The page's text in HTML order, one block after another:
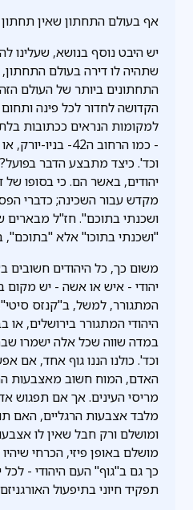
אף בעולם התחתון שאין
יש היבט נוסף בנושא, שעלינו
שתהיה לו דירה בעולם
התחתונים ביותר של העולם
הקדושה לחדור לכל פינה
למקומות הנראים ככתובות
- כמו הרחוב ה42-
וכד'. כיצד מתבצע הדבר
יהודים, באשר הם. כי בסופו של
מקדש עבור השכינה; כדברי
ושכנתי בתוכם". חז"ל מבארים
"ושכנתי בתוכו" אלא
משום כך, כל היהודים חשובים
יהודי - איש או אשה - יש מקום
המתגורר, למשל, ב"קנזס
היהודי המתגורר בירושלים, או
במדה שווה שכל אלה ישמרו
וכד'. כולנו הננו גוף אחד, אם
האדם, המוח חשוב מאצבעות
מריסי העינים. אך אם תפגוש
מלבד אצבעות הרגליים, האם
ומושלם ורק חבל שאין לו
מושלם באופן פיזי, הכרחי
כך גם ב"גוף" העם היהודי - לכל
תפקיד חיוני בתיפעול האורגניזם